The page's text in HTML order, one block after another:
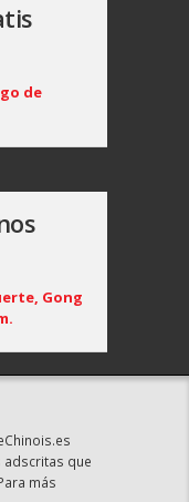
de
Gong
que
más